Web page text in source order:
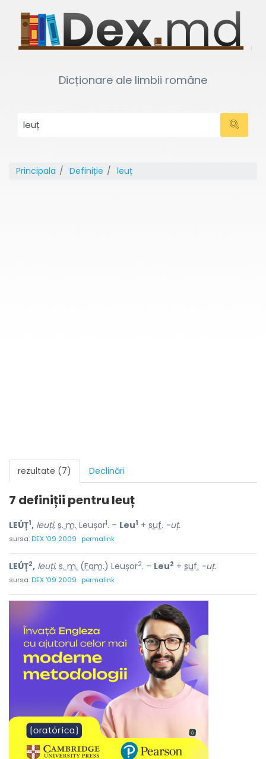
Dicționare ale limbii române
Principala Definiție leuț
rezultate (7) Declinări
7 definiții pentru leuț
LEÚȚ1, leuți, s. m. Leușor1. – Leu1 + suf. -uț.
sursa:DEX '09 2009 permalink
LEÚȚ2, leuți, s. m. (Fam.) Leușor2. – Leu2 + suf. -uț.
sursa:DEX '09 2009 permalink